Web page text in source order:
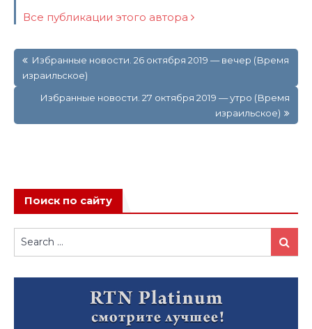
Все публикации этого автора
по
записям
Избранные новости. 26 октября 2019 — вечер (Время
израильское)
Избранные новости. 27 октября 2019 — утро (Время
израильское)
Поиск по сайту
Search
for:
Search